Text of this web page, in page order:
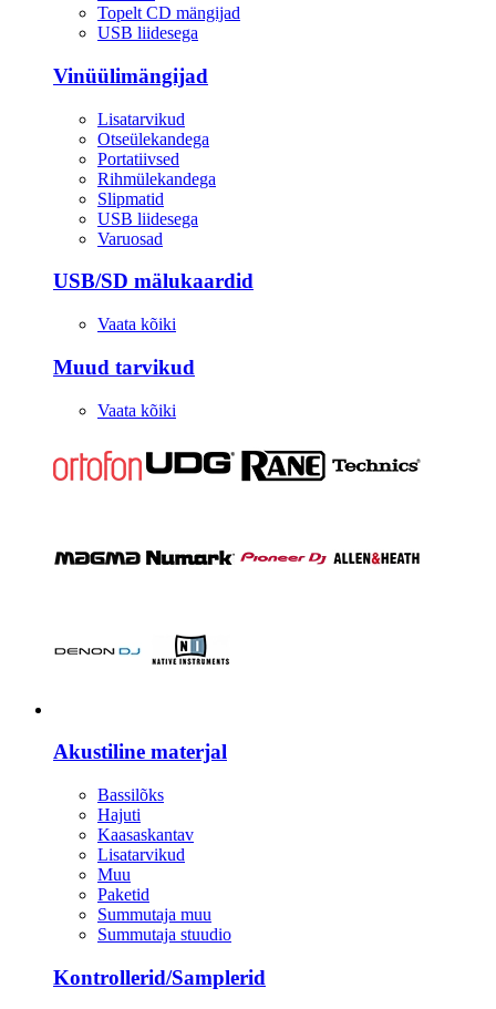
Topelt CD mängijad
USB liidesega
Vinüülimängijad
Lisatarvikud
Otseülekandega
Portatiivsed
Rihmülekandega
Slipmatid
USB liidesega
Varuosad
USB/SD mälukaardid
Vaata kõiki
Muud tarvikud
Vaata kõiki
Akustiline materjal
Bassilõks
Hajuti
Kaasaskantav
Lisatarvikud
Muu
Paketid
Summutaja muu
Summutaja stuudio
Kontrollerid/Samplerid